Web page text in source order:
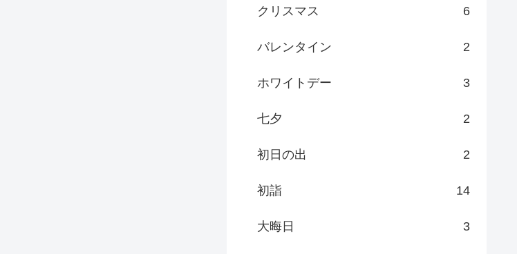
クリスマス 6
バレンタイン 2
ホワイトデー 3
七夕 2
初日の出 2
初詣 14
大晦日 3